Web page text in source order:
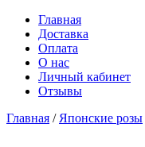
Главная
Доставка
Оплата
О нас
Личный кабинет
Отзывы
Главная / Японские розы